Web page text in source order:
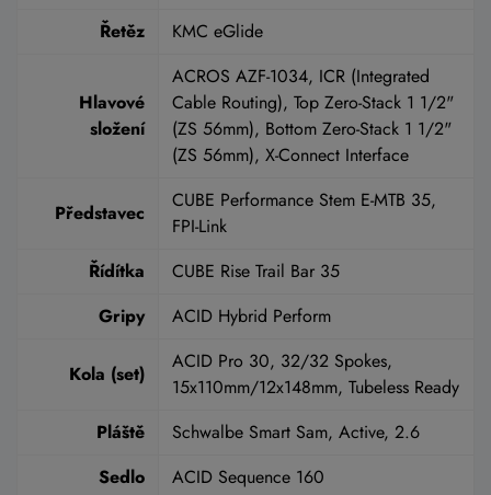
Řetěz
KMC eGlide
Hlavové
složení
ACROS AZF-1034, ICR (Integrated
Cable Routing), Top Zero-Stack 1 1/2"
(ZS 56mm), Bottom Zero-Stack 1 1/2"
(ZS 56mm), X-Connect Interface
Představec
CUBE Performance Stem E-MTB 35,
FPI-Link
Řídítka
CUBE Rise Trail Bar 35
Gripy
ACID Hybrid Perform
Kola (set)
ACID Pro 30, 32/32 Spokes,
15x110mm/12x148mm, Tubeless Ready
Pláště
Schwalbe Smart Sam, Active, 2.6
Sedlo
ACID Sequence 160